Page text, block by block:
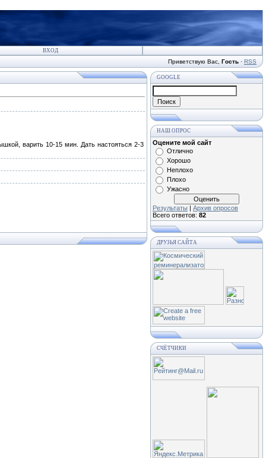
ВХОД
Приветствую Вас Гость · RSS
варить 10-15 мин. Дать настояться 2-3
GOOGLE
НАШ ОПРОС
Оцените мой сайт
Отлично
Хорошо
Неплохо
Плохо
Ужасно
Результаты | Архив опросов
Всего ответов: 82
ДРУЗЬЯ САЙТА
СЧЁТЧИКИ